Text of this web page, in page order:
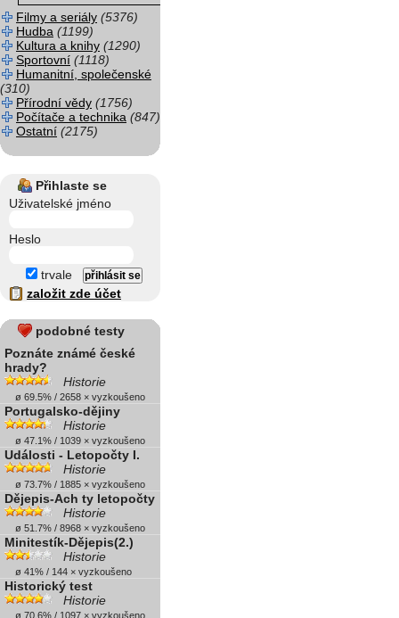
Filmy a seriály (5376)
Hudba (1199)
Kultura a knihy (1290)
Sportovní (1118)
Humanitní, společenské
(310)
Přírodní vědy (1756)
Počítače a technika (847)
Ostatní (2175)
Přihlaste se
Uživatelské jméno
Heslo
trvale
založit zde účet
podobné testy
Poznáte známé české
hrady?
Historie
ø 69.5% / 2658 × vyzkoušeno
Portugalsko-dějiny
Historie
ø 47.1% / 1039 × vyzkoušeno
Události - Letopočty I.
Historie
ø 73.7% / 1885 × vyzkoušeno
Dějepis-Ach ty letopočty
Historie
ø 51.7% / 8968 × vyzkoušeno
Minitestík-Dějepis(2.)
Historie
ø 41% / 144 × vyzkoušeno
Historický test
Historie
ø 70.6% / 1097 × vyzkoušeno